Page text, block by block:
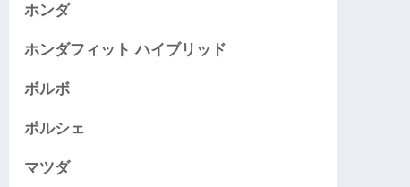
ホンダ
ホンダフィット ハイブリッド
ボルボ
ポルシェ
マツダ